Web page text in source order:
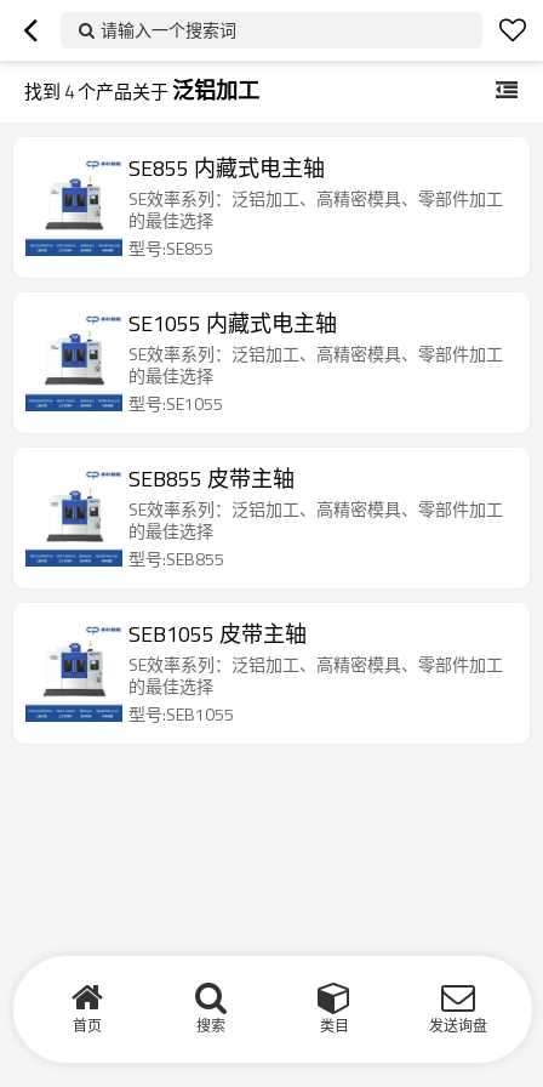
请输入一个搜索词
找到 4个产品关于泛铝加工
SE855 内藏式电主轴
SE效率系列：泛铝加工、高精密模具、零部件加工
的最佳选择
型号:SE855
SE1055 内藏式电主轴
SE效率系列：泛铝加工、高精密模具、零部件加工
的最佳选择
型号:SE1055
SEB855 皮带主轴
SE效率系列：泛铝加工、高精密模具、零部件加工
的最佳选择
型号:SEB855
SEB1055 皮带主轴
SE效率系列：泛铝加工、高精密模具、零部件加工
的最佳选择
型号:SEB1055
首页 搜索 类目 发送询盘